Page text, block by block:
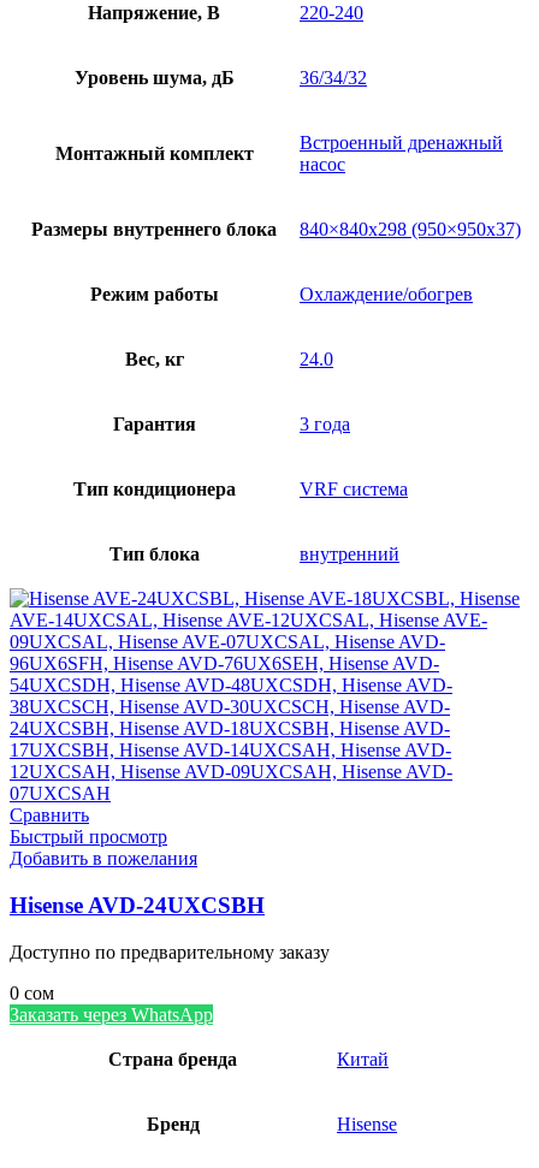
Напряжение, В 220-240
Уровень шума, дБ 36/34/32
Монтажный комплект
Встроенный дренажный
насос
Размеры внутреннего блока 840×840х298 (950×950х37)
Режим работы Охлаждение/обогрев
Вес, кг 24.0
Гарантия 3 года
Тип кондиционера VRF система
Тип блока внутренний
Сравнить
Быстрый просмотр
Добавить в пожелания
Hisense AVD-24UXCSBH
Доступно по предварительному заказу
0 сом
Заказать через WhatsApp
Страна бренда Китай
Бренд Hisense